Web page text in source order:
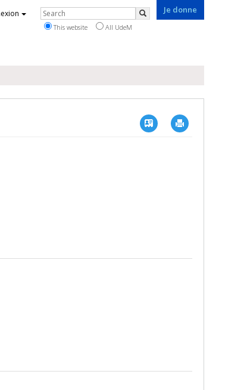
Je donne
Rechercher
Search
This website All UdeM
Vcard